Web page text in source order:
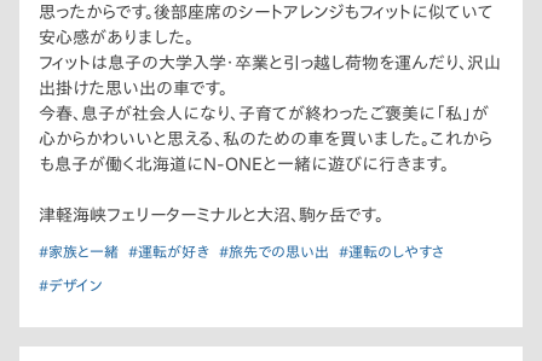
思ったからです。後部座席のシートアレンジもフィットに似ていて
安心感がありました。
フィットは息子の大学入学・卒業と引っ越し荷物を運んだり、沢山
出掛けた思い出の車です。
今春、息子が社会人になり、子育てが終わったご褒美に「私」が
心からかわいいと思える、私のための車を買いました。これから
も息子が働く北海道にN-ONEと一緒に遊びに行きます。
津軽海峡フェリーターミナルと大沼、駒ヶ岳です。
#家族と一緒 #運転が好き #旅先での思い出 #運転のしやすさ
#デザイン